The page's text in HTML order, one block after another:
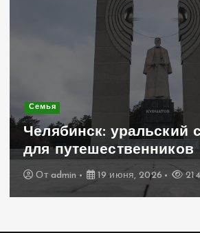
Семья
Челябинск: уральский
для путешественников
От admin 19 июня, 2026